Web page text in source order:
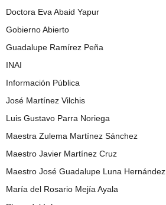
Doctora Eva Abaid Yapur
Gobierno Abierto
Guadalupe Ramírez Peña
INAI
Información Pública
José Martínez Vilchis
Luis Gustavo Parra Noriega
Maestra Zulema Martínez Sánchez
Maestro Javier Martínez Cruz
Maestro José Guadalupe Luna Hernández
María del Rosario Mejía Ayala